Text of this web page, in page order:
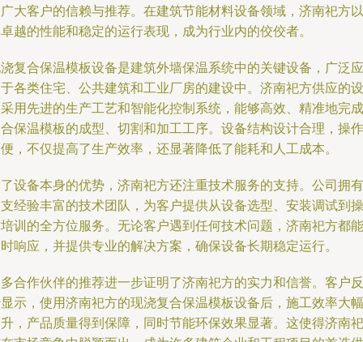
大客户的信赖与推荐。在建筑节能材料设备领域，济南祀方以
越的性能和稳定的运行表现，成为行业内的佼佼者。
复合保温模板设备是建筑外墙保温系统中的关键设备，广泛应
各类住宅、公共建筑和工业厂房的建设中。济南祀方供应的设
用先进的生产工艺和智能化控制系统，能够高效、精准地完成
保温模板的成型、切割和加工工序。设备结构设计合理，操作
，不仅提高了生产效率，还显著降低了能耗和人工成本。
设备本身的优势，济南祀方还注重技术服务的支持。公司拥有
经验丰富的技术团队，为客户提供从设备选型、安装调试到操
训的全方位服务。无论客户遇到任何技术问题，济南祀方都能
响应，并提供专业的解决方案，确保设备长期稳定运行。
合作伙伴的推荐进一步证明了济南祀方的实力和信誉。客户反
示，使用济南祀方的现浇复合保温模板设备后，施工效率大幅
，产品质量得到保障，同时节能环保效果显著。这使得济南祀